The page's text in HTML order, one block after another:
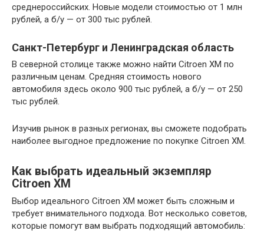
среднероссийских. Новые модели стоимостью от 1 млн
рублей, а б/у — от 300 тыс рублей.
Санкт-Петербург и Ленинградская область
В северной столице также можно найти Citroen XM по
различным ценам. Средняя стоимость нового
автомобиля здесь около 900 тыс рублей, а б/у — от 250
тыс рублей.
Изучив рынок в разных регионах, вы сможете подобрать
наиболее выгодное предложение по покупке Citroen XM.
Как выбрать идеальный экземпляр
Citroen XM
Выбор идеального Citroen XM может быть сложным и
требует внимательного подхода. Вот несколько советов,
которые помогут вам выбрать подходящий автомобиль: